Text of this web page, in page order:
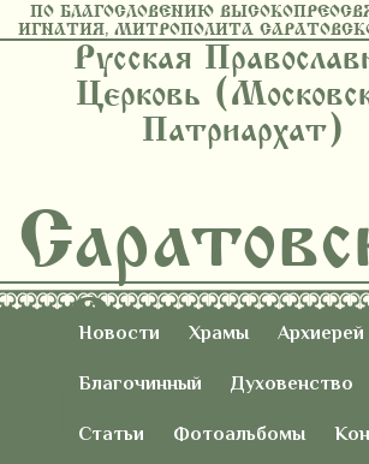
ПО БЛАГОСЛОВЕНИЮ
ИГНАТИЯ, МИТРОПОЛИТА
Русская
Церковь
Патриархат)
Новости Храмы
Архиерей
Благочинный
Духовенство
Статьи
Фотоальбомы